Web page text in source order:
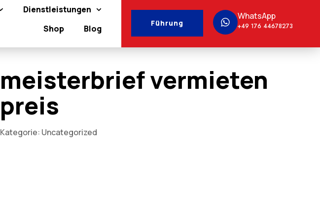
Dienstleistungen
Shop
Blog
Führung
WhatsApp
+49 176 44678273
meisterbrief vermieten
preis
Kategorie: Uncategorized